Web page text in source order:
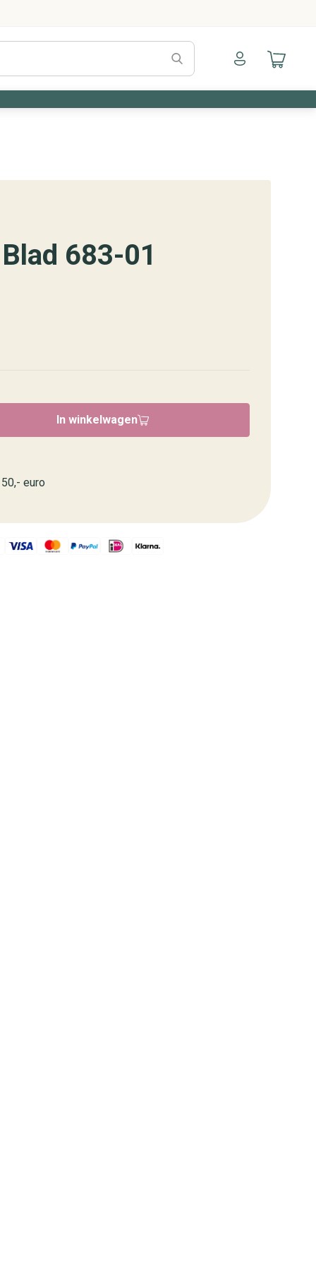
Naar mijn account
Naar mijn
683-01
In winkelwagen
euro